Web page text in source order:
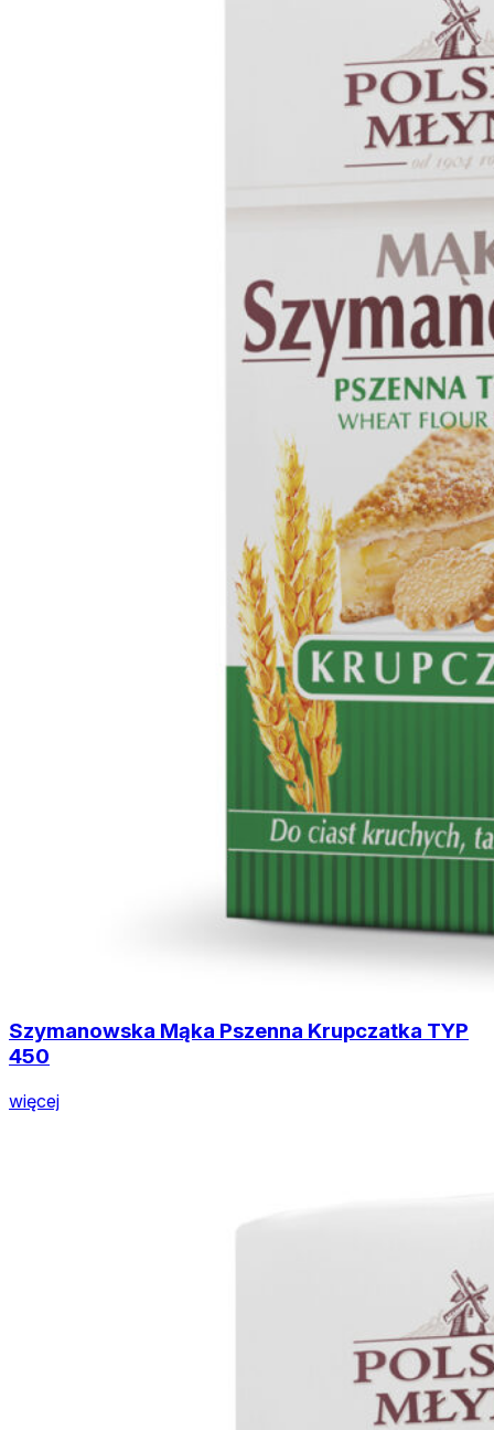
Szymanowska Mąka Pszenna Krupczatka TYP
450
więcej